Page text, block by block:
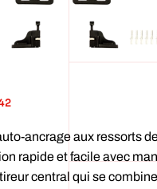
ancrage aux ressorts
rapide et facile avec
central qui se